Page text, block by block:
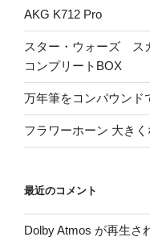
AKG K712 Pro
スター・ウォーズ ス
コンプリートBOX
万年筆をコンパウンド
フラワーホーン 大きく
最近のコメント
Dolby Atmos が再生さ